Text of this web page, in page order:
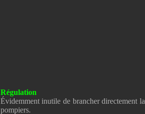
Régulation
Évidemment inutile de brancher directement
pompiers.